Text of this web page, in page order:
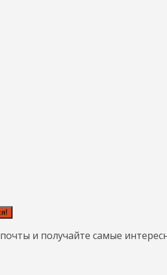
и получайте самые